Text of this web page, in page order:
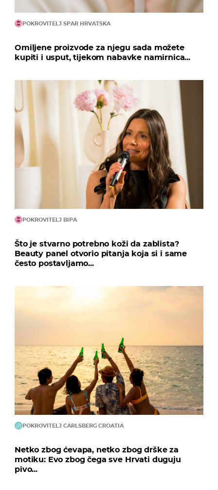
POKROVITELJ SPAR HRVATSKA
Omiljene proizvode za njegu sada možete
kupiti i usput, tijekom nabavke namirnica...
POKROVITELJ BIPA
Što je stvarno potrebno koži da zablista?
Beauty panel otvorio pitanja koja si i same
često postavljamo...
POKROVITELJ CARLSBERG CROATIA
Netko zbog ćevapa, netko zbog drške za
motiku: Evo zbog čega sve Hrvati duguju
pivo...